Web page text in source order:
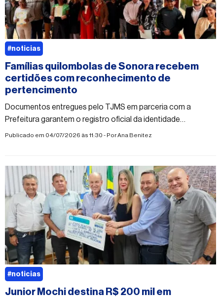
Famílias quilombolas de Sonora recebem
certidões com reconhecimento de
pertencimento
Documentos entregues pelo TJMS em parceria com a
Prefeitura garantem o registro oficial da identidade
quilombola e fortalecem o acesso a direitos e políticas
Publicado em 04/07/2026 às 11:30 - PorAna Benitez
#noticias
Junior Mochi destina R$ 200 mil em
#noticias